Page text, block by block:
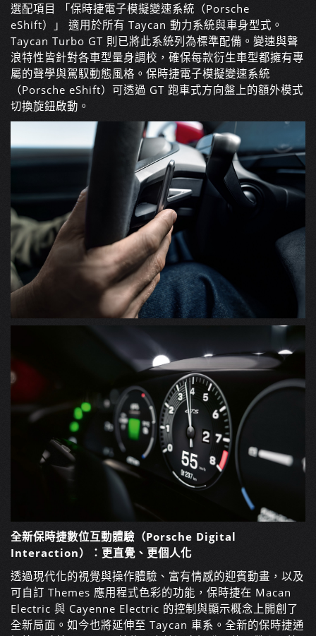
選配項目 「保時捷電子模擬變速系統（Porsche
eShift）」 適用於所有 Taycan 動力系統與車身型式 。
Taycan Turbo GT 則已將此系統列為標準配備。變速與聲
浪特性皆針對各車型量身調校，確保每款衍生車型都擁有專
屬的聲學與駕馭動態風格。保時捷電子模擬變速系統
（Porsche eShift）可透過 GT 跑車式方向盤上的額外模式
切換旋鈕啟動。
全新保時捷數位互動體驗（Porsche Digital
Interaction）：更直覺、更個人化
透過現代化的視覺與操作體驗、富有情感的迎賓動畫，以及
可自訂 Themes 應用程式色彩的功能，保時捷在 Macan
Electric 與 Cayenne Electric 的控制與顯示概念上開創了
全新局面。如今也將延伸至 Taycan 車系。全新的保時捷通